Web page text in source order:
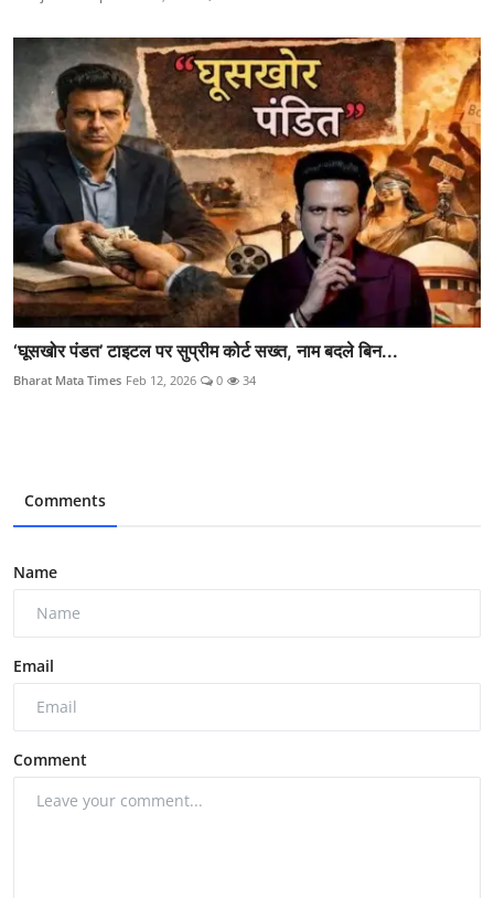
‘घूसखोर पंडत’ टाइटल पर सुप्रीम कोर्ट सख्त, नाम बदले बिन...
Bharat Mata Times Feb 12, 2026 0 34
Comments
Name
Email
Comment